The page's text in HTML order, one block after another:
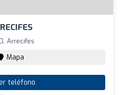
Arrecifes
Mapa
teléfono